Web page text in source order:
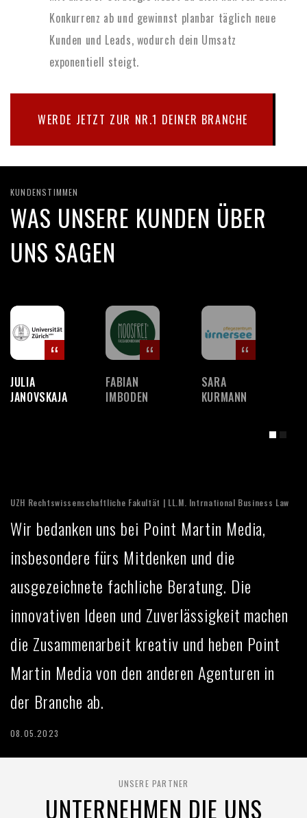
Konkurrenz ab und gewinnst planbar täglich neue
Kunden und Leads, wodurch dein Umsatz
exponentiell steigt.
WERDE JETZT ZUR NR.1 DEINER BRANCHE
KUNDENSTIMMEN
WAS UNSERE KUNDEN ÜBER
UNS SAGEN
JULIA
JANOVSKAJA
FABIAN
IMBODEN
SARA
KURMANN
UZH Rechtswissenschaftliche Fakultät | LL.M. Intrnational Business Law
Wir bedanken uns bei Point Martin Media,
insbesondere fürs Mitdenken und die
ausgezeichnete fachliche Beratung. Die
innovativen Ideen und Zuverlässigkeit machen
die Zusammenarbeit kreativ und heben Point
Martin Media von den anderen Agenturen in
der Branche ab.
08.05.2023
UNSERE PARTNER
UNTERNEHMEN DIE UNS